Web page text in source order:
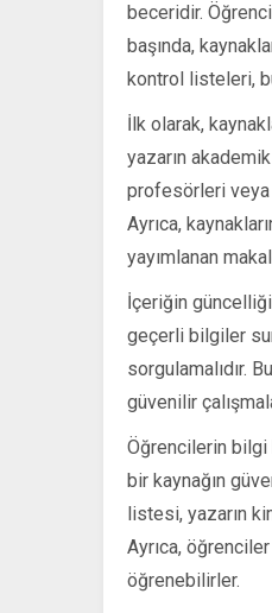
beceridir.
başında,
kontrol listeleri,
İlk olarak,
yazarın
profesörleri veya
Ayrıca,
yayımlanan
İçeriğin
geçerli bilgiler
sorgulamalıdır.
güvenilir
Öğrencilerin bilgi
bir kaynağın
listesi, yazarın
Ayrıca,
öğrenebilirler.